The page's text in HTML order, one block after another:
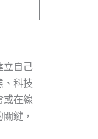
立自己
、科技
或在線
鍵，